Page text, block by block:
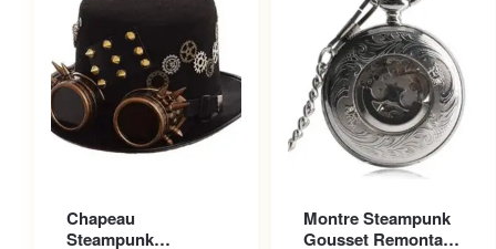
Chapeau
Steampunk
variations. Les options
Montre Steampunk
Gousset Remontage